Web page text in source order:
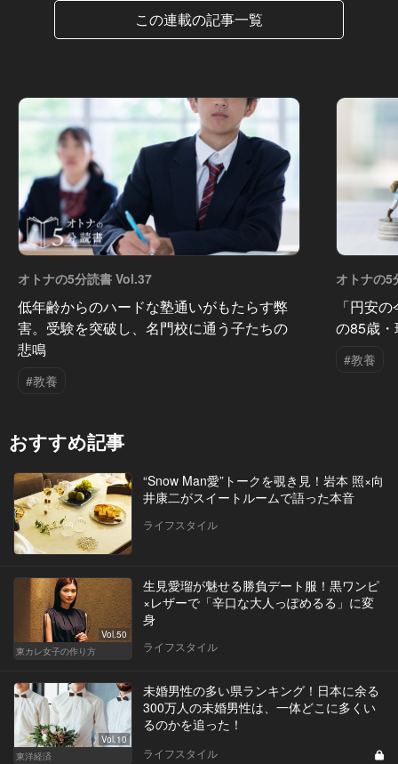
この連載の記事一覧
オトナの5分読書 Vol.37
低年齢からのハードな塾通いがもたらす弊
害。受験を突破し、名門校に通う子たちの
悲鳴
#教養
オトナの5
「円安
の85歳
#教養
おすすめ記事
“Snow Man愛”トークを覗き見！岩本 照×向
井康二がスイートルームで語った本音
ライフスタイル
Vol.50
東カレ女子の作り方
生見愛瑠が魅せる勝負デート服！黒ワンピ
×レザーで「辛口な大人っぽめるる」に変
身
ライフスタイル
Vol.10
東洋経済
未婚男性の多い県ランキング！日本に余る
300万人の未婚男性は、一体どこに多くい
るのかを追った！
ライフスタイル